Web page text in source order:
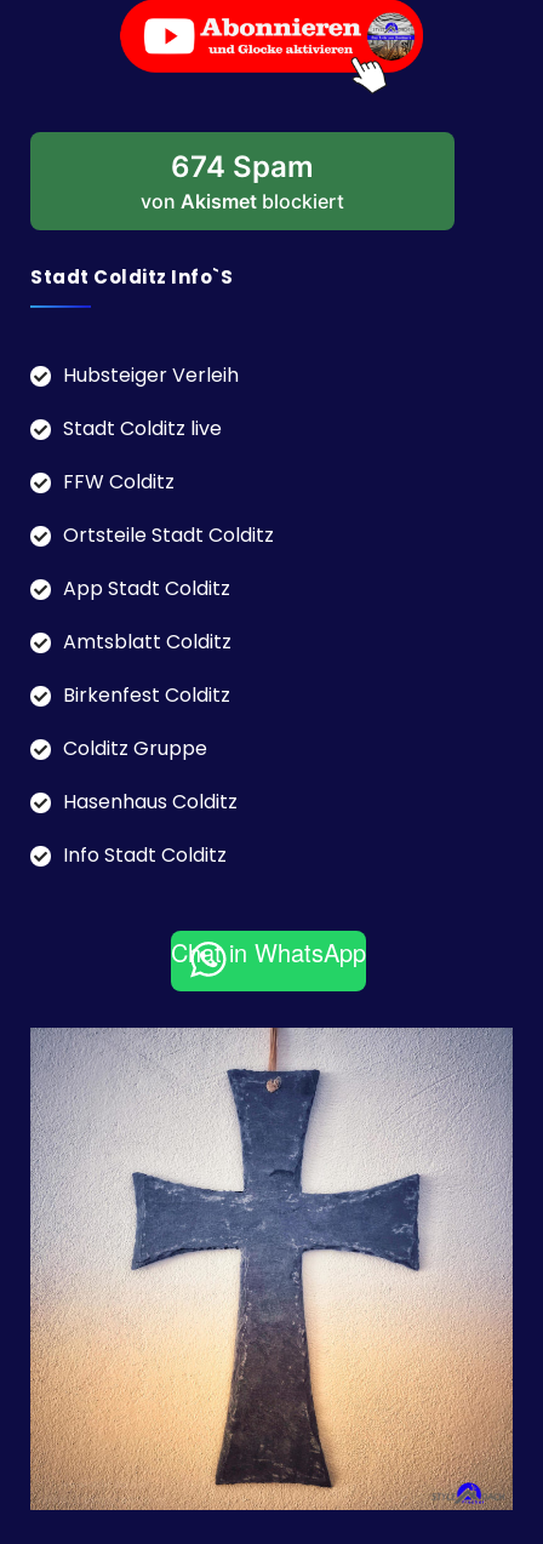
674 Spam
von Akismet blockiert
Stadt Colditz Info`s
Hubsteiger Verleih
Stadt Colditz live
FFW Colditz
Ortsteile Stadt Colditz
App Stadt Colditz
Amtsblatt Colditz
Birkenfest Colditz
Colditz Gruppe
Hasenhaus Colditz
Info Stadt Colditz
Chat in WhatsApp